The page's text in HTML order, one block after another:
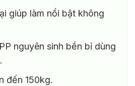
giúp làm nổi bật không
nguyên sinh bền bỉ dùng
đến 150kg.